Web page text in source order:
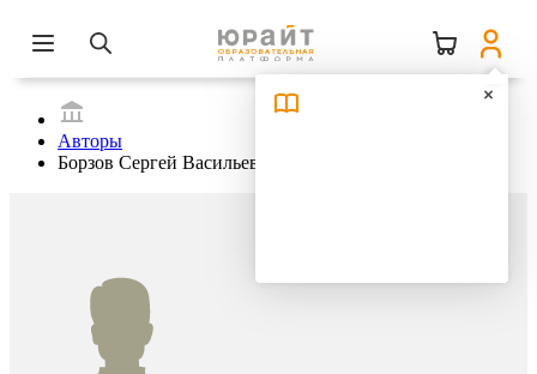
Авторы
Борзов Сергей Васильевич